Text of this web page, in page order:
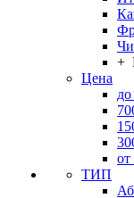
+
Цена
от
ТИП